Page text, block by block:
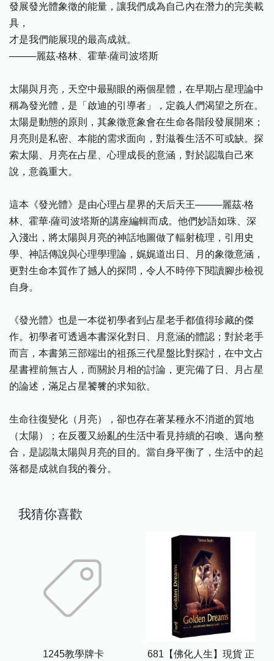
發展發光體象徵的能量，讓我們成為自己內在潛力的完美載
具，
才是我們能展現的最高成就。
────麗茲‧格林、霍華‧薩司波塔斯
太陽與月亮，天空中最顯眼的兩個星體，在早期占星理論中
稱為發光體，是「啟迪的引導者」，定義人們渴望之所在。
太陽是動態的原則，其象徵意象會在生命各階段發展開來；
月亮則是私密、本能的需求面向，對滋養生活不可或缺。探
索太陽、月亮在占星、心理成長的意涵，對於認識自己來
說，意義重大。
這本《發光體》是由心理占星界的天后天王────麗茲‧格
林、霍華‧薩司波塔斯的講座編輯而成。他們妙語如珠、深
入淺出，將太陽與月亮的神話地圖做了輻射梳理，引用史
學、神話傳說與心理學理論，娓娓道出日、月的象徵意涵，
更對生命本質作了撼人的探問，令人不時停下閱讀腳步檢視
自身。
《發光體》也是一本從初學者到占星老手都值得珍藏的傑
作。初學者可透過本書深化對日、月意涵的體認；對於老手
而言，本書第三部端出的祖孫三代星盤比對探討，在中文占
星書裡前無古人，而關於月相的討論，更完備了日、月占星
的論述，滿足占星饕餮的求知欲。
生命往復變化（月亮），卻也存在著某種永不消逝的質地
（太陽）；在反覆又紛亂的生活中看見持續的召喚、邁向整
合，是認識太陽與月亮的目的。當自身平衡了，生活中的起
落都是成就自我的養分。
我猜你喜歡
1245教學牌卡
681【佛化人生】現貨 正